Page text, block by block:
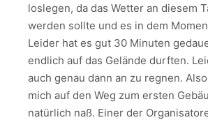
loslegen, da das Wetter an diesem
werden sollte und es in dem
Leider hat es gut 30 Minuten
endlich auf das Gelände durften.
auch genau dann an zu regnen.
mich auf den Weg zum ersten
natürlich naß. Einer der